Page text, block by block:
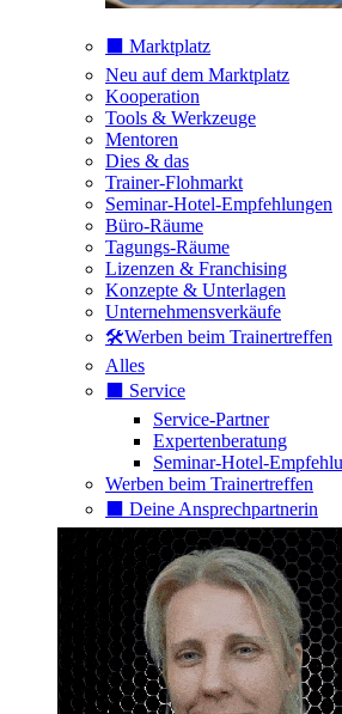
⬛️ Marktplatz
Neu auf dem Marktplatz
Kooperation
Tools & Werkzeuge
Mentoren
Dies & das
Trainer-Flohmarkt
Seminar-Hotel-Empfehlungen
Büro-Räume
Tagungs-Räume
Lizenzen & Franchising
Konzepte & Unterlagen
Unternehmensverkäufe
🛠️Werben beim Trainertreffen
Alles
⬛️ Service
Service-Partner
Expertenberatung
Seminar-Hotel-
Werben beim Trainertreffen
⬛️ Deine Ansprechpartnerin